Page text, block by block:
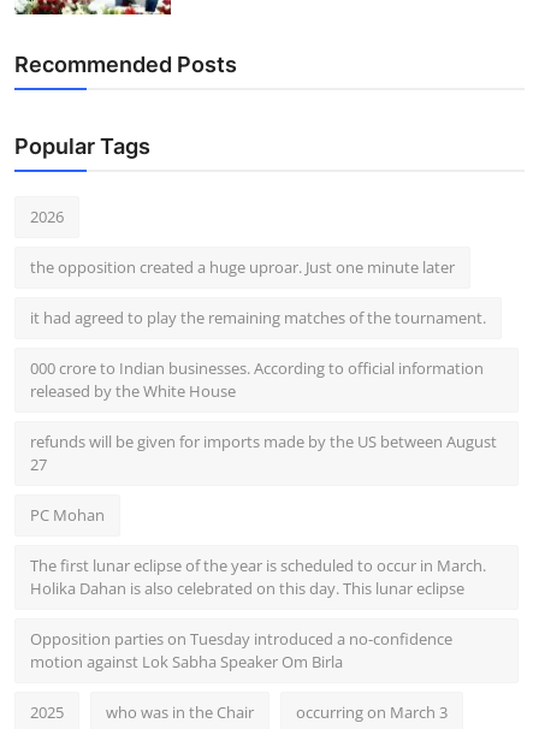
Recommended Posts
Popular Tags
2026
the opposition created a huge uproar. Just one minute later
it had agreed to play the remaining matches of the tournament.
000 crore to Indian businesses. According to official information
released by the White House
refunds will be given for imports made by the US between August
27
PC Mohan
The first lunar eclipse of the year is scheduled to occur in March.
Holika Dahan is also celebrated on this day. This lunar eclipse
Opposition parties on Tuesday introduced a no-confidence
motion against Lok Sabha Speaker Om Birla
2025 who was in the Chair occurring on March 3